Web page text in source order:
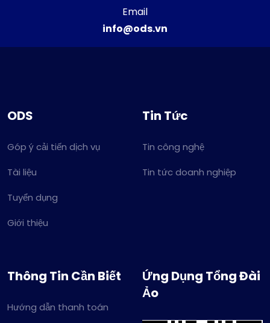
Email
info@ods.vn
ODS
Góp ý cải tiến dịch vụ
Tài liệu
Tuyển dụng
Giới thiệu
Tin Tức
Tin công nghệ
Tin tức doanh nghiệp
Thông Tin Cần Biết
Hướng dẫn thanh toán
Ứng Dụng Tổng Đài
Ảo